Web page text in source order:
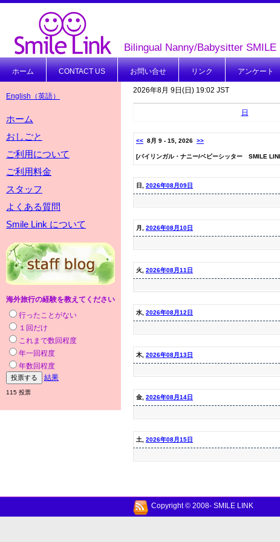
Bilingual Nanny/Babysitter SMILE
ホーム CONTACT US お問い合せ リンク アンケート
2026年8月 9日(日) 19:02 JST
日
<< 8月 9 - 15, 2026 >>
[バイリンガル・ナニー/ベビーシッター SMILE
日, 2026年08月09日
月, 2026年08月10日
火, 2026年08月11日
水, 2026年08月12日
木, 2026年08月13日
金, 2026年08月14日
土, 2026年08月15日
English（英語）
ホーム
おしごと
ご利用について
ご利用料金
スタッフ
よくある質問
Smile Link について
海外旅行の経験を教えてください
行ったことがない
１回だけ
これまで数回程度
年一回程度
年数回程度
結果
115 投票
Copyright © 2008- SMILE LINK